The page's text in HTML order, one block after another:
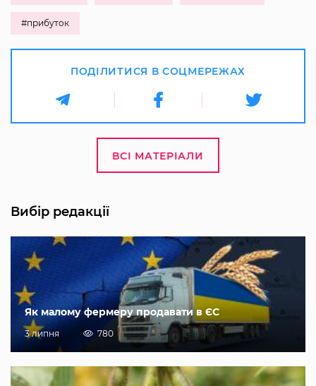
#прибуток
ПОДІЛИТИСЯ В СОЦМЕРЕЖАХ
ВСІ МАТЕРІАЛИ
Вибір редакції
Як малому фермеру продавати в ЄС
3 липня 780